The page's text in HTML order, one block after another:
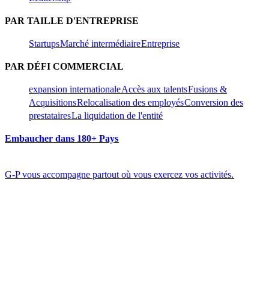
PAR TAILLE D'ENTREPRISE​​
Startups​​Marché intermédiaire​​Entreprise​​
PAR DÉFI COMMERCIAL​​
expansion internationale​​Accès aux talents​​Fusions &
Acquisitions​​Relocalisation des employés​​Conversion des
prestataires​​La liquidation de l'entité​​
Embaucher dans 180+ Pays​​
G-P vous accompagne partout où vous exercez vos activités.​​